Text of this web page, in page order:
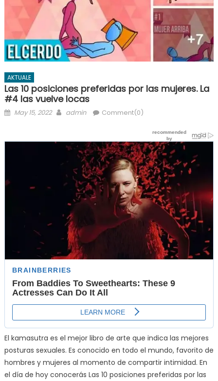
AKTUALE
Las 10 posiciones preferidas por las mujeres. La
#4 las vuelve locas
Posted
May 15, 2022 Author
admin Comment(0)
El kamasutra es el mejor libro de arte que indica las mejores
posturas sexuales. Es conocido en todo el mundo, favorito de
hombres y mujeres al momento de compartir intimidad. En
el día de hoy conocerás Las 10 posiciones preferidas por las